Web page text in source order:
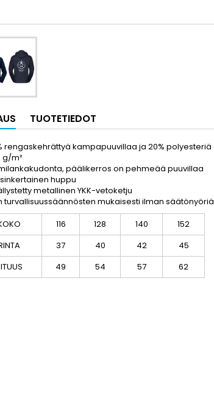
TUOTETIEDOT
rengaskehrättyä kampapuuvillaa ja 20% polyesteriä
g/m²
päälikerros on pehmeää puuvillaa
huppu
metallinen YKK-vetoketju
turvallisuussäännösten mukaisesti ilman säätönyöriä
116 128 140
152
37 40 42
45
49 54 57 62